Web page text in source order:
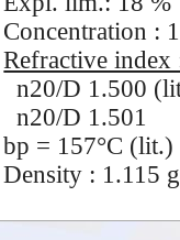
Concentration :
Refractive index
n20/D 1.500
n20/D 1.501
bp = 157°C (lit.)
Density : 1.115